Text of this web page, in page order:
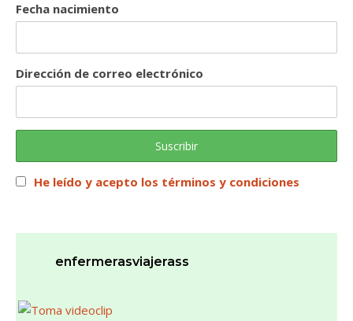
Fecha nacimiento
Dirección de correo electrónico
He leído y acepto los términos y condiciones
enfermerasviajerass